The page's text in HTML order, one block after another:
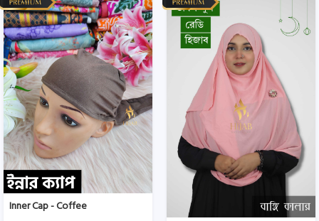
Inner Cap - Coffee